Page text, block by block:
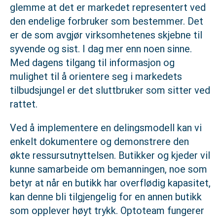
glemme at det er markedet representert ved
den endelige forbruker som bestemmer. Det
er de som avgjør virksomhetenes skjebne til
syvende og sist. I dag mer enn noen sinne.
Med dagens tilgang til informasjon og
mulighet til å orientere seg i markedets
tilbudsjungel er det sluttbruker som sitter ved
rattet.
Ved å implementere en delingsmodell kan vi
enkelt dokumentere og demonstrere den
økte ressursutnyttelsen. Butikker og kjeder vil
kunne samarbeide om bemanningen, noe som
betyr at når en butikk har overflødig kapasitet,
kan denne bli tilgjengelig for en annen butikk
som opplever høyt trykk. Optoteam fungerer